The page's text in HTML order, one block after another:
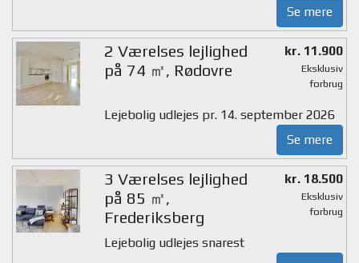
Se mere
2 Værelses lejlighed
på 74 ㎡, Rødovre
kr. 11.900
Eksklusiv
forbrug
Lejebolig udlejes pr. 14. september 2026
Se mere
3 Værelses lejlighed
på 85 ㎡,
Frederiksberg
kr. 18.500
Eksklusiv
forbrug
Lejebolig udlejes snarest